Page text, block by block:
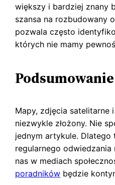
większy i bardziej znany
szansa na rozbudowany
pozwala często
których nie mamy
Podsumowanie
Mapy, zdjęcia
niezwykle złożony. Nie
jednym artykule. Dlatego
regularnego
nas w mediach
poradników będzie